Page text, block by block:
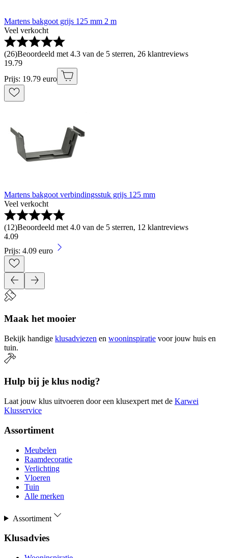
Martens bakgoot grijs 125 mm 2 m
Veel verkocht
(26)Beoordeeld met 4.3 van de 5 sterren, 26 klantreviews
19.79
Prijs: 19.79 euro
Martens bakgoot verbindingsstuk grijs 125 mm
Veel verkocht
(12)Beoordeeld met 4.0 van de 5 sterren, 12 klantreviews
4.09
Prijs: 4.09 euro
Maak het mooier
Bekijk handige klusadviezen en wooninspiratie voor jouw huis en
tuin.
Hulp bij je klus nodig?
Laat jouw klus uitvoeren door een klusexpert met de Karwei
Klusservice
Assortiment
Meubelen
Raamdecoratie
Verlichting
Vloeren
Tuin
Alle merken
Assortiment
Klusadvies